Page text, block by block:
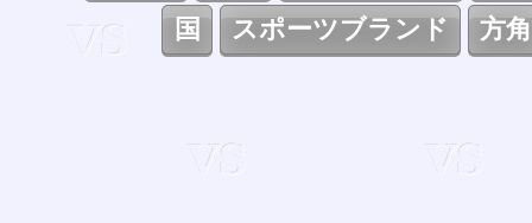
国
スポーツブランド 方角